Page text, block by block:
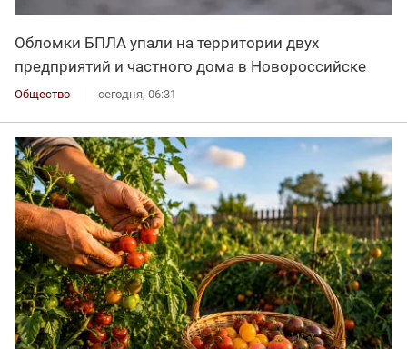
Обломки БПЛА упали на территории двух
предприятий и частного дома в Новороссийске
Общество сегодня, 06:31